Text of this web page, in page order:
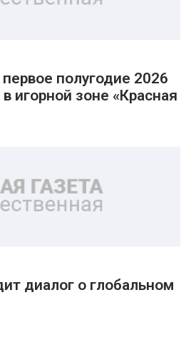
полугодие 2026
игорной зоне «Красная
диалог о глобальном